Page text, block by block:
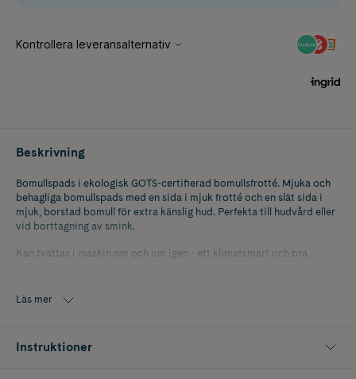
Beskrivning
Bomullspads i ekologisk GOTS-certifierad bomullsfrotté. Mjuka och
behagliga bomullspads med en sida i mjuk frotté och en slät sida i
mjuk, borstad bomull för extra känslig hud. Perfekta till hudvård eller
vid borttagning av smink.
Kan tvättas i maskin om och om igen - ett klimatsmart och bra
10 st pads per förpackning. Diameter 8 cm.
Läs mer
Instruktioner